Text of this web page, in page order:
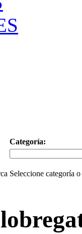
Categoría:
Seleccione categoría